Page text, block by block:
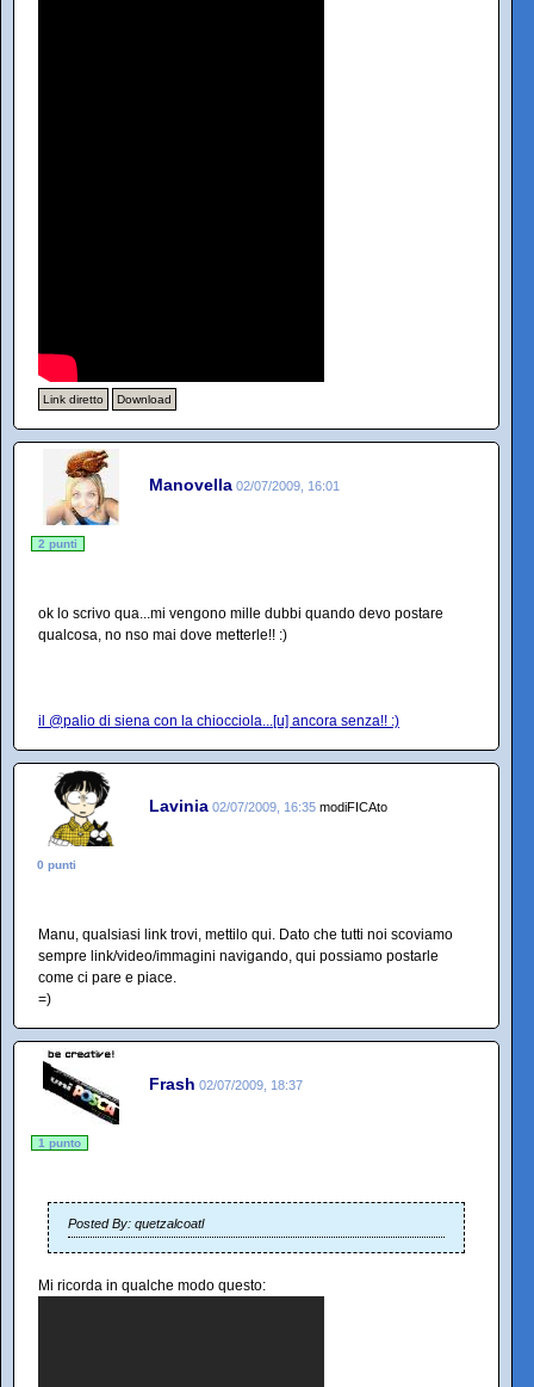
Link diretto Download
Manovella 02/07/2009, 16:01
2 punti
ok lo scrivo qua...mi vengono mille dubbi quando devo postare
qualcosa, no nso mai dove metterle!! :)
il @palio di siena con la chiocciola...[u] ancora senza!! :)
Lavinia 02/07/2009, 16:35 modiFICAto
0 punti
Manu, qualsiasi link trovi, mettilo qui. Dato che tutti noi scoviamo
sempre link/video/immagini navigando, qui possiamo postarle
come ci pare e piace.
=)
Frash 02/07/2009, 18:37
1 punto
Posted By: quetzalcoatl
Mi ricorda in qualche modo questo: